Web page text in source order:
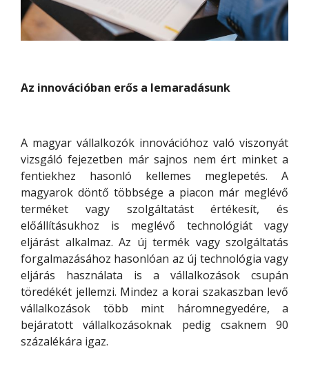
Az innovációban erős a lemaradásunk
A magyar vállalkozók innovációhoz való viszonyát
vizsgáló fejezetben már sajnos nem ért minket a
fentiekhez hasonló kellemes meglepetés. A
magyarok döntő többsége a piacon már meglévő
terméket vagy szolgáltatást értékesít, és
előállításukhoz is meglévő technológiát vagy
eljárást alkalmaz. Az új termék vagy szolgáltatás
forgalmazásához hasonlóan az új technológia vagy
eljárás használata is a vállalkozások csupán
töredékét jellemzi. Mindez a korai szakaszban levő
vállalkozások több mint háromnegyedére, a
bejáratott vállalkozásoknak pedig csaknem 90
százalékára igaz.